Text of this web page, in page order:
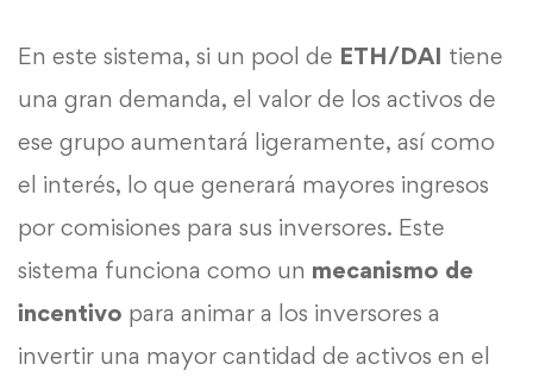
En este sistema, si un pool de ETH/DAI tiene
una gran demanda, el valor de los activos de
ese grupo aumentará ligeramente, así como
el interés, lo que generará mayores ingresos
por comisiones para sus inversores. Este
sistema funciona como un mecanismo de
incentivo para animar a los inversores a
invertir una mayor cantidad de activos en el